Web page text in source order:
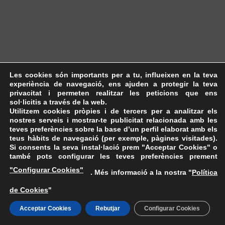
Les cookies són importants per a tu, influeixen en la teva
experiència de navegació, ens ajuden a protegir la teva
privacitat i permeten realitzar les peticions que ens
sol·licitis a través de la web.
Utilitzem cookies pròpies i de tercers per a analitzar els
nostres serveis i mostrar-te publicitat relacionada amb les
teves preferències sobre la base d’un perfil elaborat amb els
teus hàbits de navegació (per exemple, pàgines visitades).
Si consents la seva instal·lació prem "Acceptar Cookies" o
també pots configurar les teves preferències prement
"Configurar Cookies"
. Més informació a la nostra "Política
de Cookies"
Acceptar Cookies Rebutjar Configurar Cookies